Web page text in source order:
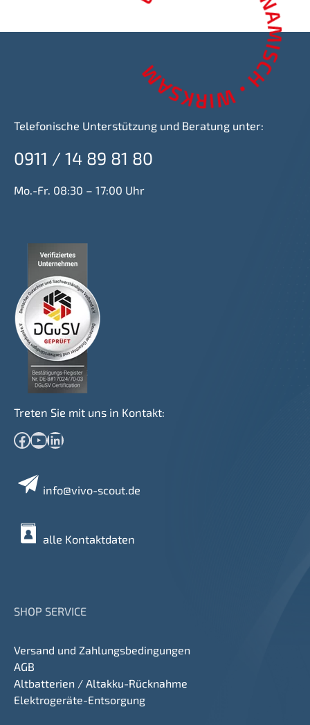
Telefonische Unterstützung und Beratung unter:
0911 / 14 89 81 80
Mo.-Fr. 08:30 – 17:00 Uhr
Treten Sie mit uns in Kontakt:
Facebook YouTube LinkedIn
info@vivo-scout.de
alle Kontaktdaten
SHOP SERVICE
Versand und Zahlungsbedingungen
AGB
Altbatterien / Altakku-Rücknahme
Elektrogeräte-Entsorgung